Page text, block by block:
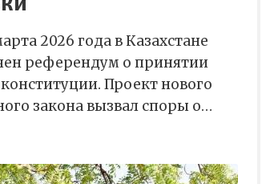
2026 года в Казахстане
референдум о принятии
Проект нового
закона вызвал споры о…